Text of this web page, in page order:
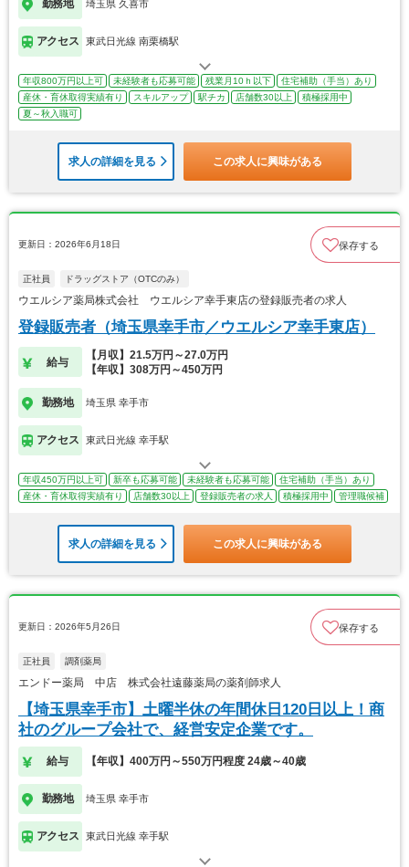
勤務地 埼玉県 久喜市
アクセス 東武日光線 南栗橋駅
年収800万円以上可 未経験者も応募可能 残業月10ｈ以下
住宅補助（手当）あり
産休・育休取得実績有り
スキルアップ 駅チカ 店舗数30以上
積極採用中
夏～秋入職可
求人の詳細を見る この求人に興味がある
更新日：2026年6月18日 保存する
正社員 ドラッグストア（OTCのみ）
ウエルシア薬局株式会社 ウエルシア幸手東店の登録販売者の求人
登録販売者（埼玉県幸手市／ウエルシア幸手東店）
給与
【月収】21.5万円～27.0万円
【年収】308万円～450万円
勤務地 埼玉県 幸手市
アクセス 東武日光線 幸手駅
年収450万円以上可 新卒も応募可能 未経験者も応募可能
住宅補助（手当）あり
産休・育休取得実績有り
店舗数30以上 登録販売者の求人 積極採用中 管理職候補
求人の詳細を見る この求人に興味がある
更新日：2026年5月26日 保存する
正社員 調剤薬局
エンドー薬局 中店 株式会社遠藤薬局の薬剤師求人
【埼玉県幸手市】土曜半休の年間休日120日以上！商
社のグループ会社で、経営安定企業です。
給与 【年収】400万円～550万円程度 24歳～40歳
勤務地 埼玉県 幸手市
アクセス 東武日光線 幸手駅